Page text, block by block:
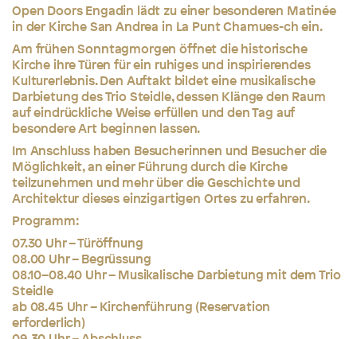
Open Doors Engadin lädt zu einer besonderen Matinée
in der Kirche San Andrea in La Punt Chamues-ch ein.
Am frühen Sonntagmorgen öffnet die historische
Kirche ihre Türen für ein ruhiges und inspirierendes
Kulturerlebnis. Den Auftakt bildet eine musikalische
Darbietung des Trio Steidle, dessen Klänge den Raum
auf eindrückliche Weise erfüllen und den Tag auf
besondere Art beginnen lassen.
Im Anschluss haben Besucherinnen und Besucher die
Möglichkeit, an einer Führung durch die Kirche
teilzunehmen und mehr über die Geschichte und
Architektur dieses einzigartigen Ortes zu erfahren.
Programm:
07.30 Uhr – Türöffnung
08.00 Uhr – Begrüssung
08.10–08.40 Uhr – Musikalische Darbietung mit dem Trio
Steidle
ab 08.45 Uhr – Kirchenführung (Reservation
erforderlich)